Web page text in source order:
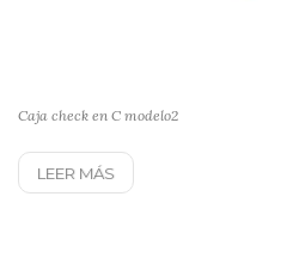
Caja check en C modelo2
LEER MÁS